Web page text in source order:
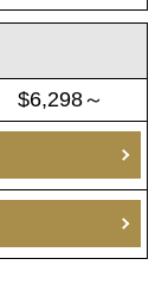
$6,298～